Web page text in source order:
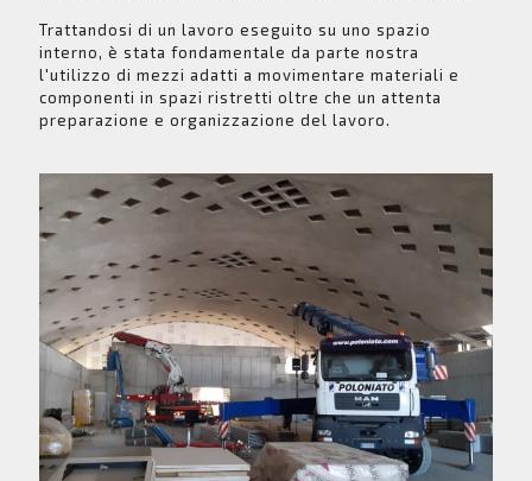
Trattandosi di un lavoro eseguito su uno spazio
interno, è stata fondamentale da parte nostra
l'utilizzo di mezzi adatti a movimentare materiali e
componenti in spazi ristretti oltre che un attenta
preparazione e organizzazione del lavoro.